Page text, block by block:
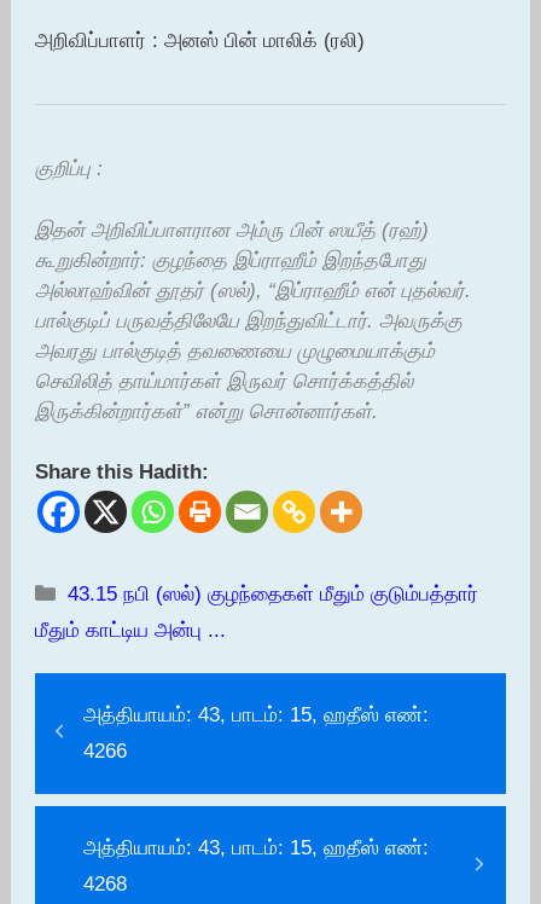
அறிவிப்பாளர் : அனஸ் பின் மாலிக் (ரலி)
குறிப்பு :
இதன் அறிவிப்பாளரான அம்ரு பின் ஸயீத் (ரஹ்)
கூறுகின்றார்: குழந்தை இப்ராஹீம் இறந்தபோது
அல்லாஹ்வின் தூதர் (ஸல்), “இப்ராஹீம் என் புதல்வர்.
பால்குடிப் பருவத்திலேயே இறந்துவிட்டார். அவருக்கு
அவரது பால்குடித் தவணையை முழுமையாக்கும்
செவிலித் தாய்மார்கள் இருவர் சொர்க்கத்தில்
இருக்கின்றார்கள்” என்று சொன்னார்கள்.
Share this Hadith:
Categories
43.15 நபி (ஸல்) குழந்தைகள் மீதும் குடும்பத்தார்
மீதும் காட்டிய அன்பு ...
அத்தியாயம்: 43, பாடம்: 15, ஹதீஸ் எண்:
4266
அத்தியாயம்: 43, பாடம்: 15, ஹதீஸ் எண்:
4268